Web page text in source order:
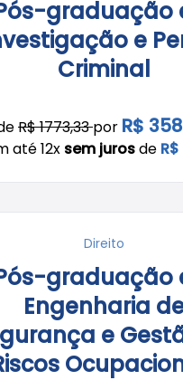
graduação
e
Criminal
R$ 1773,33por R$
até 12x sem jurosde
Direito
graduação
Engenharia
e